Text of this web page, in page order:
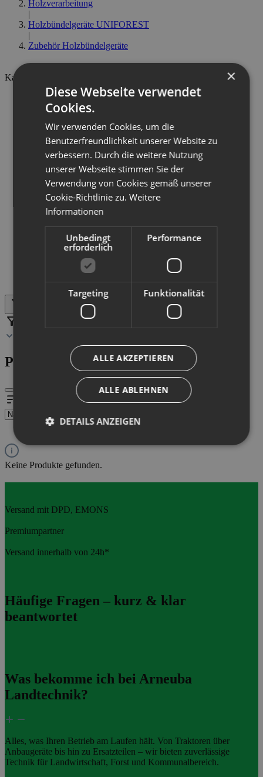
Holzverarbeitung
|
Holzbündelgeräte UNIFOREST
|
Zubehör Holzbündelgeräte
Kategorien
Landtechnik
Holzverarbeitung
Holzspalter UNIFOREST
Holzrückewagen FTG Källefall
Kreissägen UNIFOREST
Sägespaltautomaten UNIFOREST
Forstseilwinden UNIFOREST
Rückezangen UNIFOREST
Holzhacker REMET
Holzbündelgeräte UNIFOREST
Holzbündelgeräte
Zubehör Holzbündelgeräte
Kommunaltechnik
Ersatzteile
Produkte filtern
Keine Produkte gefunden.
Versand mit DPD, EMONS
Premiumpartner
Versand innerhalb von 24h*
Häufige Fragen – kurz & klar
beantwortet
Was bekomme ich bei Arneuba
Landtechnik?
Alles, was Ihren Betrieb am Laufen hält. Von Traktoren über
Anbaugeräte bis hin zu Ersatzteilen – wir bieten zuverlässige
Technik für Landwirtschaft, Forst und Kommunalbereich.
×
Diese Webseite verwendet
Cookies.
Wir verwenden Cookies, um die
Benutzerfreundlichkeit unserer Website zu
verbessern. Durch die weitere Nutzung
unserer Webseite stimmen Sie der
Verwendung von Cookies gemäß unserer
Cookie-Richtlinie zu.Weitere
Informationen
Unbedingt
erforderlich
Performance
Targeting Funktionalität
ALLE AKZEPTIEREN
ALLE ABLEHNEN
DETAILS ANZEIGEN